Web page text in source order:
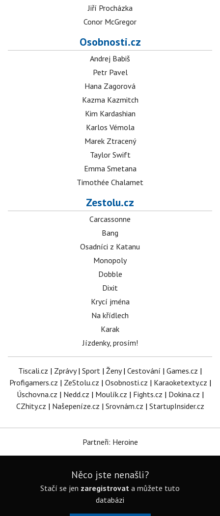
Jiří Procházka
Conor McGregor
Osobnosti.cz
Andrej Babiš
Petr Pavel
Hana Zagorová
Kazma Kazmitch
Kim Kardashian
Karlos Vémola
Marek Ztracený
Taylor Swift
Emma Smetana
Timothée Chalamet
Zestolu.cz
Carcassonne
Bang
Osadníci z Katanu
Monopoly
Dobble
Dixit
Krycí jména
Na křídlech
Karak
Jízdenky, prosím!
Tiscali.cz | Zprávy| Sport | Ženy| Cestování | Games.cz |
Profigamers.cz | ZeStolu.cz | Osobnosti.cz | Karaoketexty.cz |
Úschovna.cz | Nedd.cz | Moulík.cz | Fights.cz | Dokina.cz |
CZhity.cz | Našepeníze.cz | Srovnám.cz | StartupInsider.cz
Partneři: Heroine
Něco jste nenašli?
Stačí se jen zaregistrovat a můžete tuto
databázi